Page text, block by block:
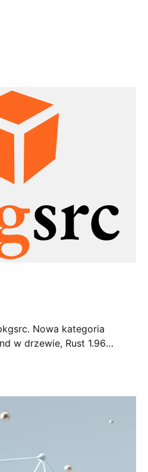
Nowa kategoria
w drzewie, Rust 1.96
187 nowych pakietów, 3072